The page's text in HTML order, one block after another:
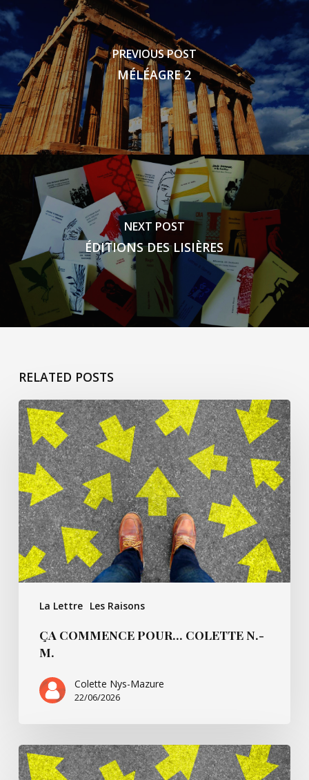
PREVIOUS POST
MÉLÉAGRE 2
NEXT POST
ÉDITIONS DES LISIÈRES
RELATED POSTS
La Lettre Les Raisons
Ça
commence
pour…
Colette
N.-
M.
ÇA COMMENCE POUR… COLETTE N.-
M.
Colette Nys-Mazure
22/06/2026
Ça
commence